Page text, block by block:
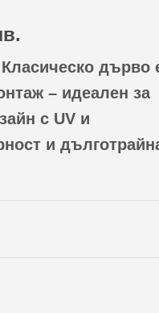
дърво
– идеален за
с UV и
и